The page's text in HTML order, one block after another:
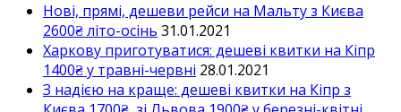
Нові, прямі, дешеви рейси на Мальту з Києва
2600₴ літо-осінь 31.01.2021
Харкову приготуватися: дешеві квитки на Кіпр
1400₴ у травні-червні 28.01.2021
З надією на краще: дешеві квитки на Кіпр з